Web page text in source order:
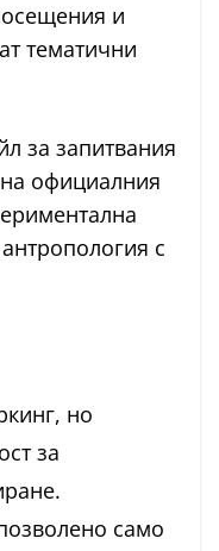
и
тематични
за запитвания
официалния
с
но
за
само